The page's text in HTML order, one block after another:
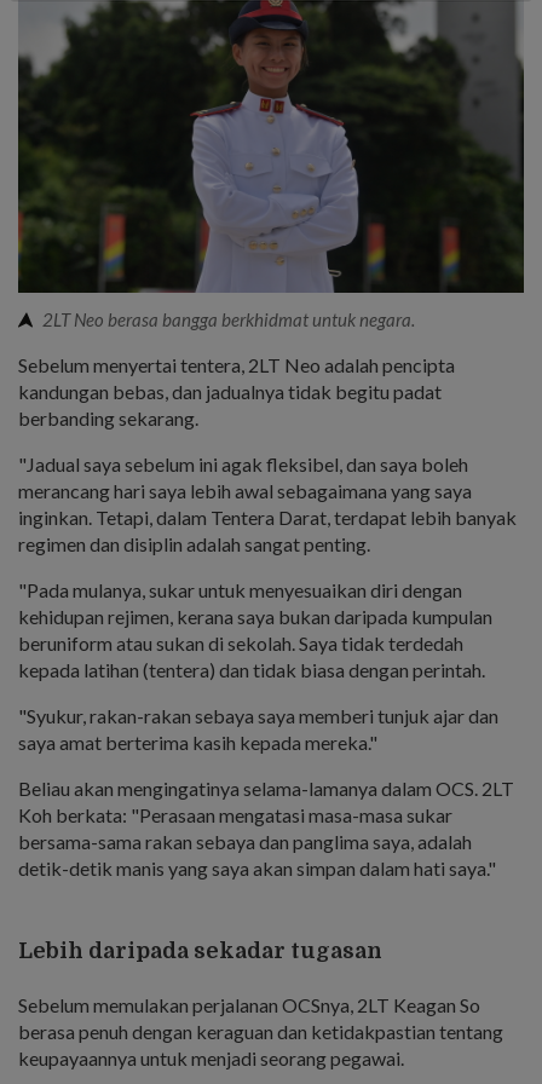
2LT Neo berasa bangga berkhidmat untuk negara.
Sebelum menyertai tentera, 2LT Neo adalah pencipta
kandungan bebas, dan jadualnya tidak begitu padat
berbanding sekarang.
"Jadual saya sebelum ini agak fleksibel, dan saya boleh
merancang hari saya lebih awal sebagaimana yang saya
inginkan. Tetapi, dalam Tentera Darat, terdapat lebih banyak
regimen dan disiplin adalah sangat penting.
"Pada mulanya, sukar untuk menyesuaikan diri dengan
kehidupan rejimen, kerana saya bukan daripada kumpulan
beruniform atau sukan di sekolah. Saya tidak terdedah
kepada latihan (tentera) dan tidak biasa dengan perintah.
"Syukur, rakan-rakan sebaya saya memberi tunjuk ajar dan
saya amat berterima kasih kepada mereka."
Beliau akan mengingatinya selama-lamanya dalam OCS. 2LT
Koh berkata: "Perasaan mengatasi masa-masa sukar
bersama-sama rakan sebaya dan panglima saya, adalah
detik-detik manis yang saya akan simpan dalam hati saya."
Lebih daripada sekadar tugasan
Sebelum memulakan perjalanan OCSnya, 2LT Keagan So
berasa penuh dengan keraguan dan ketidakpastian tentang
keupayaannya untuk menjadi seorang pegawai.